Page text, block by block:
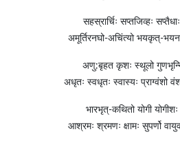
सहस्रार्चिः सप्तजिव्हः
अमूर्तिरनघो-अचिंत्यो भयकृत्-
अणु:बृहत कृशः स्थूलो
अधृतः स्वधृतः स्वास्यः प्राग्वंशो
भारभृत्-कथितो योगी
आश्रमः श्रमणः क्षामः सुपर्णो